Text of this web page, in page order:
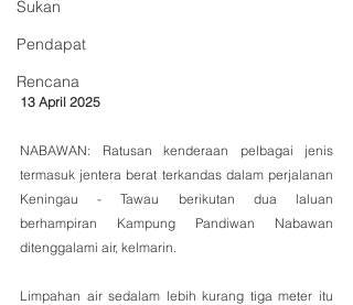
Sukan
Pendapat
Rencana
13 April 2025
NABAWAN: Ratusan kenderaan pelbagai jenis
termasuk jentera berat terkandas dalam perjalanan
Keningau - Tawau berikutan dua laluan
berhampiran Kampung Pandiwan Nabawan
ditenggalami air, kelmarin.
Limpahan air sedalam lebih kurang tiga meter itu